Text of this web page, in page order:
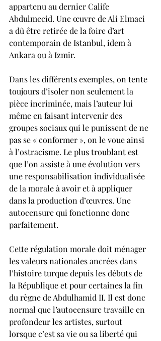
appartenu au dernier Calife
Abdulmecid. Une œuvre de Ali Elmaci
a dû être retirée de la foire d’art
contemporain de Istanbul, idem à
Ankara ou à Izmir.
Dans les différents exemples, on tente
toujours d’isoler non seulement la
pièce incriminée, mais l’auteur lui
même en faisant intervenir des
groupes sociaux qui le punissent de ne
pas se « conformer », on le voue ainsi
à l’ostracisme. Le plus troublant est
que l’on assiste à une évolution vers
une responsabilisation individualisée
de la morale à avoir et à appliquer
dans la production d’œuvres. Une
autocensure qui fonctionne donc
parfaitement.
Cette régulation morale doit ménager
les valeurs nationales ancrées dans
l’histoire turque depuis les débuts de
la République et pour certaines la fin
du règne de Abdulhamid II. Il est donc
normal que l’autocensure travaille en
profondeur les artistes, surtout
lorsque c’est sa vie ou sa liberté qui